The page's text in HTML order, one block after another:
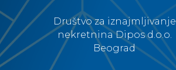
Društvo za iznajmljivanje
nekretnina Dipos d.o.o.
Beograd